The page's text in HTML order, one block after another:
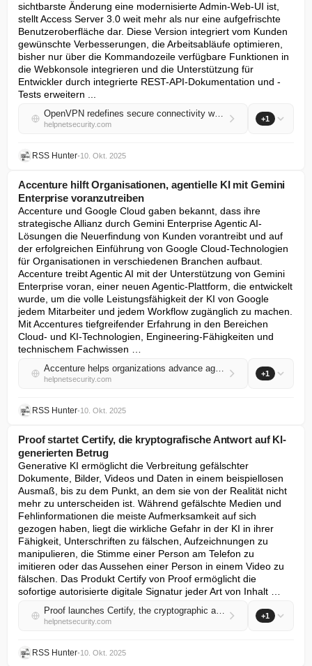
sichtbarste Änderung eine modernisierte Admin-Web-UI ist,
stellt Access Server 3.0 weit mehr als nur eine aufgefrischte
Benutzeroberfläche dar. Diese Version integriert vom Kunden
gewünschte Verbesserungen, die Arbeitsabläufe optimieren,
bisher nur über die Kommandozeile verfügbare Funktionen in
die Webkonsole integrieren und die Unterstützung für
Entwickler durch integrierte REST-API-Dokumentation und -
Tests erweitern ...
OpenVPN redefines secure connectivity with Access Server 3.0
helpnetsecurity.com
+1
RSS Hunter•10. Okt. 2025
Accenture hilft Organisationen, agentielle KI mit Gemini
Enterprise voranzutreiben
Accenture und Google Cloud gaben bekannt, dass ihre
strategische Allianz durch Gemini Enterprise Agentic AI-
Lösungen die Neuerfindung von Kunden vorantreibt und auf
der erfolgreichen Einführung von Google Cloud-Technologien
für Organisationen in verschiedenen Branchen aufbaut.
Accenture treibt Agentic AI mit der Unterstützung von Gemini
Enterprise voran, einer neuen Agentic-Plattform, die entwickelt
wurde, um die volle Leistungsfähigkeit der KI von Google
jedem Mitarbeiter und jedem Workflow zugänglich zu machen.
Mit Accentures tiefgreifender Erfahrung in den Bereichen
Cloud- und KI-Technologien, Engineering-Fähigkeiten und
technischem Fachwissen …
Accenture helps organizations advance agentic AI with Gemini Enterprise
helpnetsecurity.com
+1
RSS Hunter•10. Okt. 2025
Proof startet Certify, die kryptografische Antwort auf KI-
generierten Betrug
Generative KI ermöglicht die Verbreitung gefälschter
Dokumente, Bilder, Videos und Daten in einem beispiellosen
Ausmaß, bis zu dem Punkt, an dem sie von der Realität nicht
mehr zu unterscheiden ist. Während gefälschte Medien und
Fehlinformationen die meiste Aufmerksamkeit auf sich
gezogen haben, liegt die wirkliche Gefahr in der KI in ihrer
Fähigkeit, Unterschriften zu fälschen, Aufzeichnungen zu
manipulieren, die Stimme einer Person am Telefon zu
imitieren oder das Aussehen einer Person in einem Video zu
fälschen. Das Produkt Certify von Proof ermöglicht die
sofortige autorisierte digitale Signatur jeder Art von Inhalt …
Proof launches Certify, the cryptographic answer to AI-generated fraud
helpnetsecurity.com
+1
RSS Hunter•10. Okt. 2025